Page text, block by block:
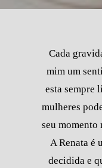
Cada
mim um
esta sempre
mulheres
seu momento
A Renata é
decidida e